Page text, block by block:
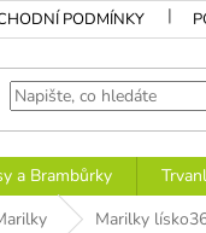
PODMÍNKY
a Brambůrky
Marilky